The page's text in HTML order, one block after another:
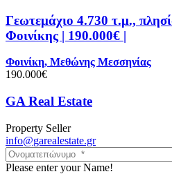
Γεωτεμάχιο 4.730 τ.μ.,
Φοινίκης | 190.000€ |
Φοινίκη, Μεθώνης Μεσσηνίας
190.000€
GA Real Estate
Property Seller
info@garealestate.gr
Please enter your Name!